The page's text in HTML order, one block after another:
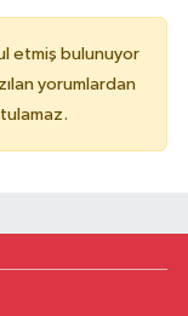
etmiş bulunuyor
yorumlardan